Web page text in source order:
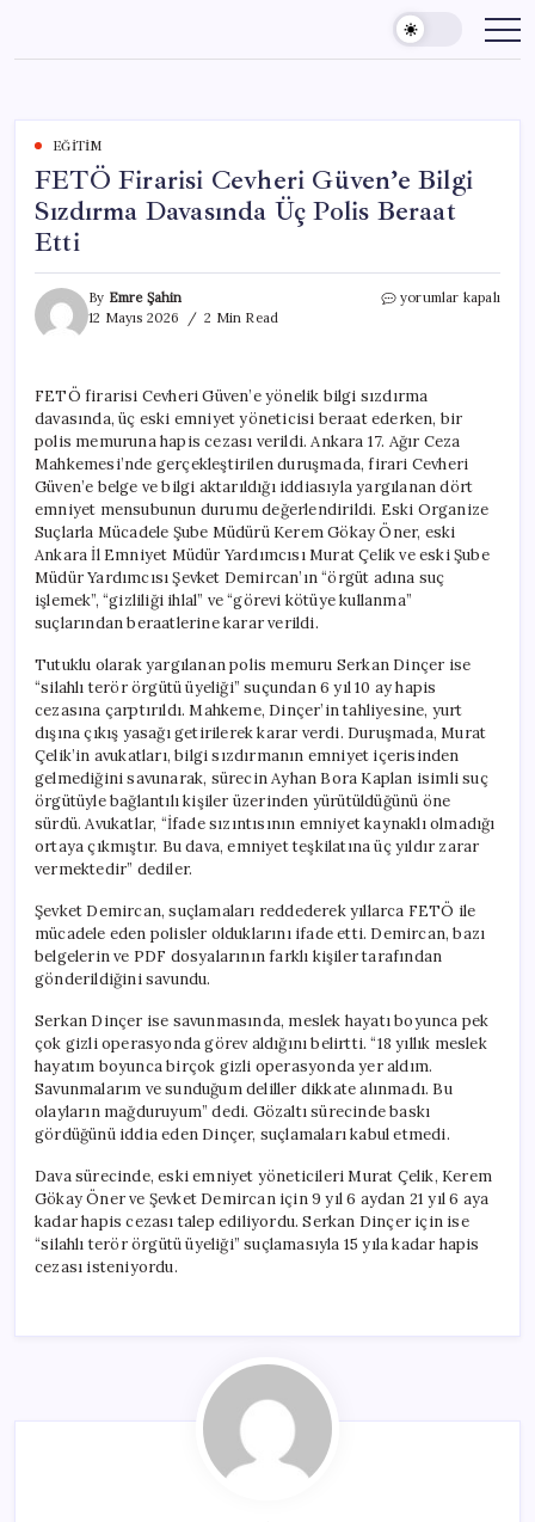
content
EĞITIM
FETÖ Firarisi Cevheri Güven’e Bilgi
Sızdırma Davasında Üç Polis Beraat
Etti
By Emre Şahin
12 Mayıs 2026
2 Min Read
FETÖ
Sızdırma
Davasında
Üç
Polis
Etti
için
yorumlar kapalı
FETÖ firarisi Cevheri Güven’e yönelik bilgi sızdırma
davasında, üç eski emniyet yöneticisi beraat ederken, bir
polis memuruna hapis cezası verildi. Ankara 17. Ağır Ceza
Mahkemesi’nde gerçekleştirilen duruşmada, firari Cevheri
Güven’e belge ve bilgi aktarıldığı iddiasıyla yargılanan dört
emniyet mensubunun durumu değerlendirildi. Eski Organize
Suçlarla Mücadele Şube Müdürü Kerem Gökay Öner, eski
Ankara İl Emniyet Müdür Yardımcısı Murat Çelik ve eski Şube
Müdür Yardımcısı Şevket Demircan’ın “örgüt adına suç
işlemek”, “gizliliği ihlal” ve “görevi kötüye kullanma”
suçlarından beraatlerine karar verildi.
Tutuklu olarak yargılanan polis memuru Serkan Dinçer ise
“silahlı terör örgütü üyeliği” suçundan 6 yıl 10 ay hapis
cezasına çarptırıldı. Mahkeme, Dinçer’in tahliyesine, yurt
dışına çıkış yasağı getirilerek karar verdi. Duruşmada, Murat
Çelik’in avukatları, bilgi sızdırmanın emniyet içerisinden
gelmediğini savunarak, sürecin Ayhan Bora Kaplan isimli suç
örgütüyle bağlantılı kişiler üzerinden yürütüldüğünü öne
sürdü. Avukatlar, “İfade sızıntısının emniyet kaynaklı olmadığı
ortaya çıkmıştır. Bu dava, emniyet teşkilatına üç yıldır zarar
vermektedir” dediler.
Şevket Demircan, suçlamaları reddederek yıllarca FETÖ ile
mücadele eden polisler olduklarını ifade etti. Demircan, bazı
belgelerin ve PDF dosyalarının farklı kişiler tarafından
gönderildiğini savundu.
Serkan Dinçer ise savunmasında, meslek hayatı boyunca pek
çok gizli operasyonda görev aldığını belirtti. “18 yıllık meslek
hayatım boyunca birçok gizli operasyonda yer aldım.
Savunmalarım ve sunduğum deliller dikkate alınmadı. Bu
olayların mağduruyum” dedi. Gözaltı sürecinde baskı
gördüğünü iddia eden Dinçer, suçlamaları kabul etmedi.
Dava sürecinde, eski emniyet yöneticileri Murat Çelik, Kerem
Gökay Öner ve Şevket Demircan için 9 yıl 6 aydan 21 yıl 6 aya
kadar hapis cezası talep ediliyordu. Serkan Dinçer için ise
“silahlı terör örgütü üyeliği” suçlamasıyla 15 yıla kadar hapis
cezası isteniyordu.